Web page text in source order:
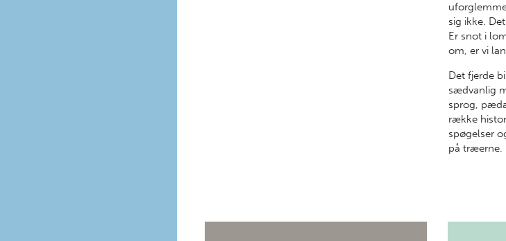
sig ikke.
Er snot i
om, er vi
Det fjerde
sædvanlig
sprog,
række
spøgelser
på træerne.